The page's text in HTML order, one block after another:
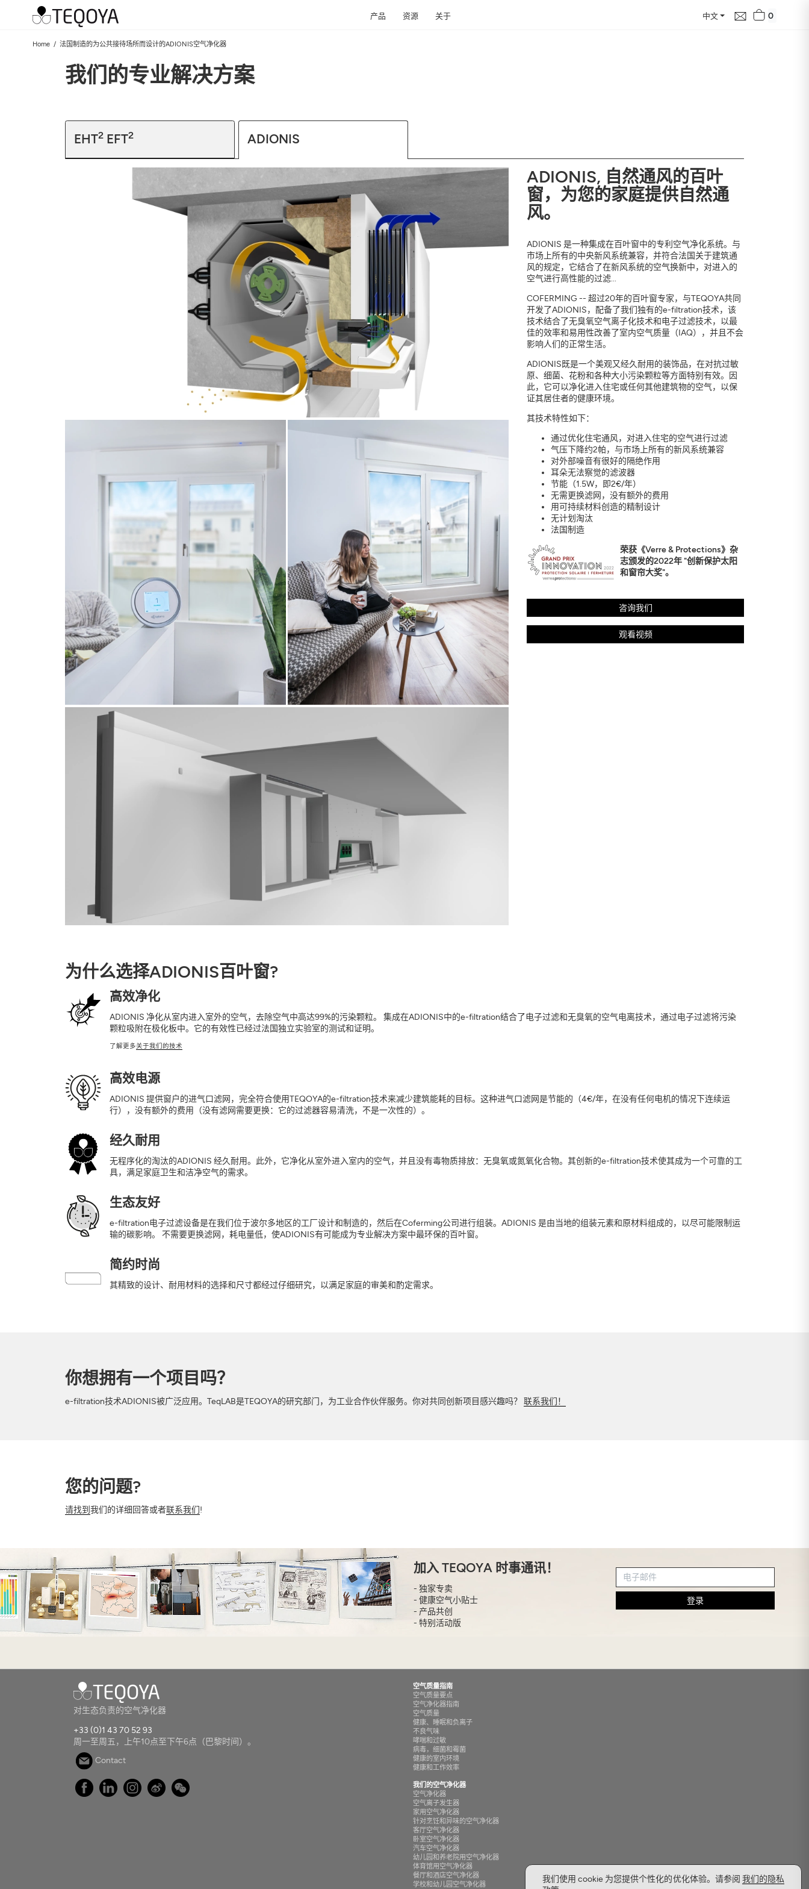
我们使用 cookie 为您提供个性化的优化体验。请参阅 我们的隐私
产品 资源 关于 中文 0
Home 法国制造的为公共接待场所而设计的ADIONIS空气净化器
我们的专业解决方案
EHT2EFT2 ADIONIS
ADIONIS, 自然通风的百叶
窗，为您的家庭提供自然通
风。
ADIONIS 是一种集成在百叶窗中的专利空气净化系统。与
市场上所有的中央新风系统兼容，并符合法国关于建筑通
风的规定，它结合了在新风系统的空气换新中，对进入的
空气进行高性能的过滤...
COFERMING -- 超过20年的百叶窗专家，与TEQOYA共同
开发了ADIONIS，配备了我们独有的e-filtration技术，该
技术结合了无臭氧空气离子化技术和电子过滤技术，以最
佳的效率和易用性改善了室内空气质量（IAQ），并且不会
影响人们的正常生活。
ADIONIS既是一个美观又经久耐用的装饰品，在对抗过敏
原、细菌、花粉和各种大小污染颗粒等方面特别有效。因
此，它可以净化进入住宅或任何其他建筑物的空气，以保
证其居住者的健康环境。
其技术特性如下：
通过优化住宅通风，对进入住宅的空气进行过滤
气压下降约2帕，与市场上所有的新风系统兼容
对外部噪音有很好的隔绝作用
耳朵无法察觉的滤波器
节能（1.5W，即2€/年）
无需更换滤网，没有额外的费用
用可持续材料创造的精制设计
无计划淘汰
法国制造
荣获《Verre & Protections》杂
志颁发的2022年 "创新保护太阳
和窗帘大奖"。
咨询我们
观看视频
为什么选择ADIONIS百叶窗?
高效净化
ADIONIS 净化从室内进入室外的空气，去除空气中高达99%的污染颗粒。 集成在ADIONIS中的e-filtration结合了电子过滤和无臭氧的空气电离技术，通过电子过滤将污染
颗粒吸附在极化板中。它的有效性已经过法国独立实验室的测试和证明。
了解更多关于我们的技术
高效电源
ADIONIS 提供窗户的进气口滤网，完全符合使用TEQOYA的e-filtration技术来减少建筑能耗的目标。这种进气口滤网是节能的（4€/年，在没有任何电机的情况下连续运
行），没有额外的费用（没有滤网需要更换：它的过滤器容易清洗，不是一次性的）。
经久耐用
无程序化的淘汰的ADIONIS 经久耐用。此外，它净化从室外进入室内的空气，并且没有毒物质排放：无臭氧或氮氧化合物。其创新的e-filtration技术使其成为一个可靠的工
具，满足家庭卫生和洁净空气的需求。
生态友好
e-filtration电子过滤设备是在我们位于波尔多地区的工厂设计和制造的，然后在Coferming公司进行组装。ADIONIS 是由当地的组装元素和原材料组成的，以尽可能限制运
输的碳影响。 不需要更换滤网，耗电量低，使ADIONIS有可能成为专业解决方案中最环保的百叶窗。
简约时尚
其精致的设计、耐用材料的选择和尺寸都经过仔细研究，以满足家庭的审美和酌定需求。
你想拥有一个项目吗？
e-filtration技术ADIONIS被广泛应用。TeqLAB是TEQOYA的研究部门，为工业合作伙伴服务。你对共同创新项目感兴趣吗？ 联系我们！
您的问题?
请找到 我们的详细回答或者联系我们!
加入 TEQOYA 时事通讯！
- 独家专卖
- 健康空气小贴士
- 产品共创
- 特别活动版
登录
对生态负责的空气净化器
+33 (0)1 43 70 52 93
周一至周五，上午10点至下午6点（巴黎时间）。
Contact
空气质量指南
空气质量要点
空气净化器指南
空气质量
健康、睡眠和负离子
不良气味
哮喘和过敏
病毒，细菌和霉菌
健康的室内环境
健康和工作效率
我们的空气净化器
空气净化器
空气离子发生器
家用空气净化器
针对烹饪和异味的空气净化器
客厅空气净化器
卧室空气净化器
汽车空气净化器
幼儿园和养老院用空气净化器
体育馆用空气净化器
餐厅和酒店空气净化器
学校和幼儿园空气净化器
电子邮件